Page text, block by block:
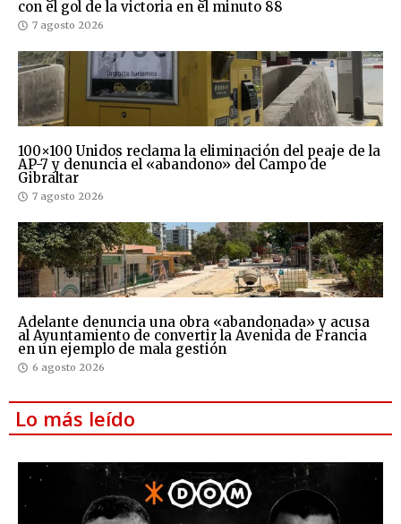
con el gol de la victoria en el minuto 88
7 agosto 2026
100×100 Unidos reclama la eliminación del peaje de la
AP-7 y denuncia el «abandono» del Campo de
Gibraltar
7 agosto 2026
Adelante denuncia una obra «abandonada» y acusa
al Ayuntamiento de convertir la Avenida de Francia
en un ejemplo de mala gestión
6 agosto 2026
Lo más leído